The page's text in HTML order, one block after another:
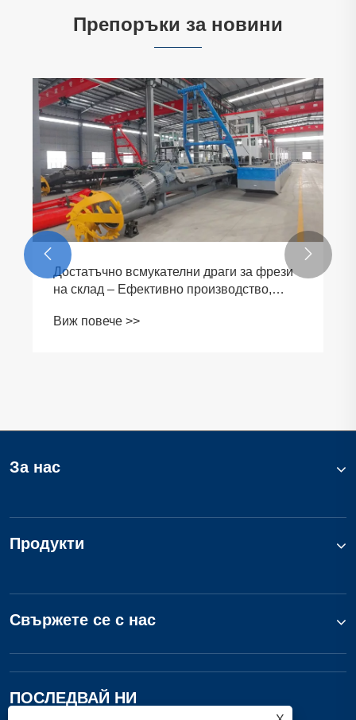
Препоръки за новини
Достатъчно всмукателни драги за фрези
на склад – Ефективно производство,
Виж повече >>
 
За нас
Продукти
Свържете се с нас
ПОСЛЕДВАЙ НИ